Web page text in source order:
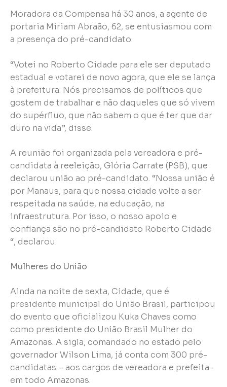
Moradora da Compensa há 30 anos, a agente de
portaria Miriam Abraão, 62, se entusiasmou com
a presença do pré-candidato.
“Votei no Roberto Cidade para ele ser deputado
estadual e votarei de novo agora, que ele se lança
à prefeitura. Nós precisamos de políticos que
gostem de trabalhar e não daqueles que só vivem
do supérfluo, que não sabem o que é ter que dar
duro na vida”, disse.
A reunião foi organizada pela vereadora e pré-
candidata à reeleição, Glória Carrate (PSB), que
declarou união ao pré-candidato. “Nossa união é
por Manaus, para que nossa cidade volte a ser
respeitada na saúde, na educação, na
infraestrutura. Por isso, o nosso apoio e
confiança são no pré-candidato Roberto Cidade
“, declarou.
Mulheres do União
Ainda na noite de sexta, Cidade, que é
presidente municipal do União Brasil, participou
do evento que oficializou Kuka Chaves como
como presidente do União Brasil Mulher do
Amazonas. A sigla, comandado no estado pelo
governador Wilson Lima, já conta com 300 pré-
candidatas – aos cargos de vereadora e prefeita-
em todo Amazonas.